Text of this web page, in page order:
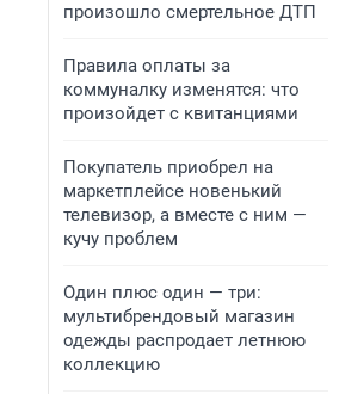
произошло смертельное ДТП
Правила оплаты за
коммуналку изменятся: что
произойдет с квитанциями
Покупатель приобрел на
маркетплейсе новенький
телевизор, а вместе с ним —
кучу проблем
Один плюс один — три:
мультибрендовый магазин
одежды распродает летнюю
коллекцию